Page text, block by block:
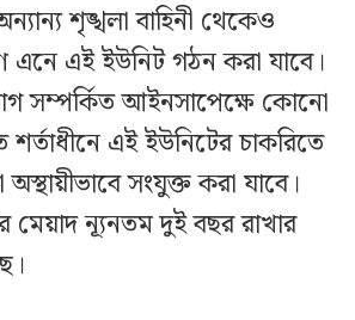
শৃঙ্খলা বাহিনী থেকেও
এনে এই ইউনিট গঠন করা যাবে।
সম্পর্কিত আইনসাপেক্ষে কোনো
শর্তাধীনে এই ইউনিটের চাকরিতে
অস্থায়ীভাবে সংযুক্ত করা যাবে।
মেয়াদ ন্যূনতম দুই বছর রাখার